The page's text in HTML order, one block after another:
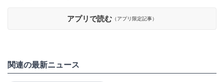
アプリで読む （アプリ限定記事）
関連の最新ニュース